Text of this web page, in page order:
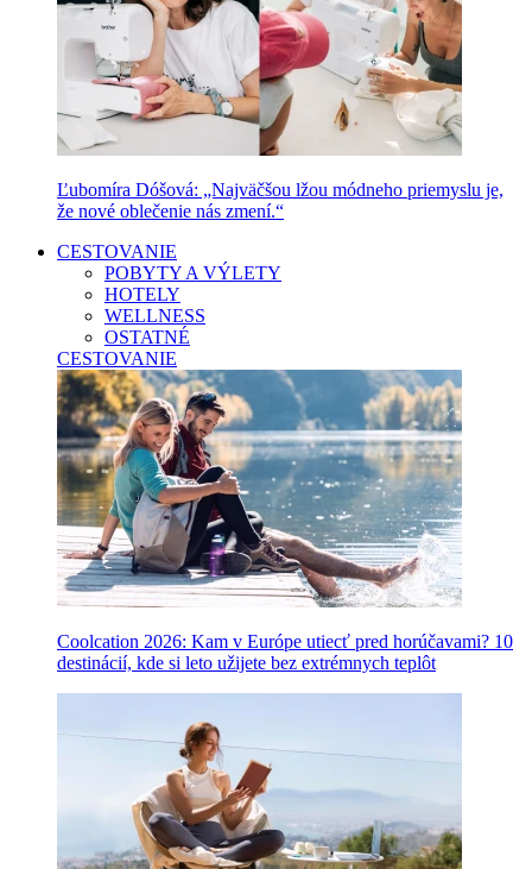
Ľubomíra Dóšová: „Najväčšou lžou módneho priemyslu je,
že nové oblečenie nás zmení.“
CESTOVANIE
POBYTY A VÝLETY
HOTELY
WELLNESS
OSTATNÉ
CESTOVANIE
Coolcation 2026: Kam v Európe utiecť pred horúčavami? 10
destinácií, kde si leto užijete bez extrémnych teplôt